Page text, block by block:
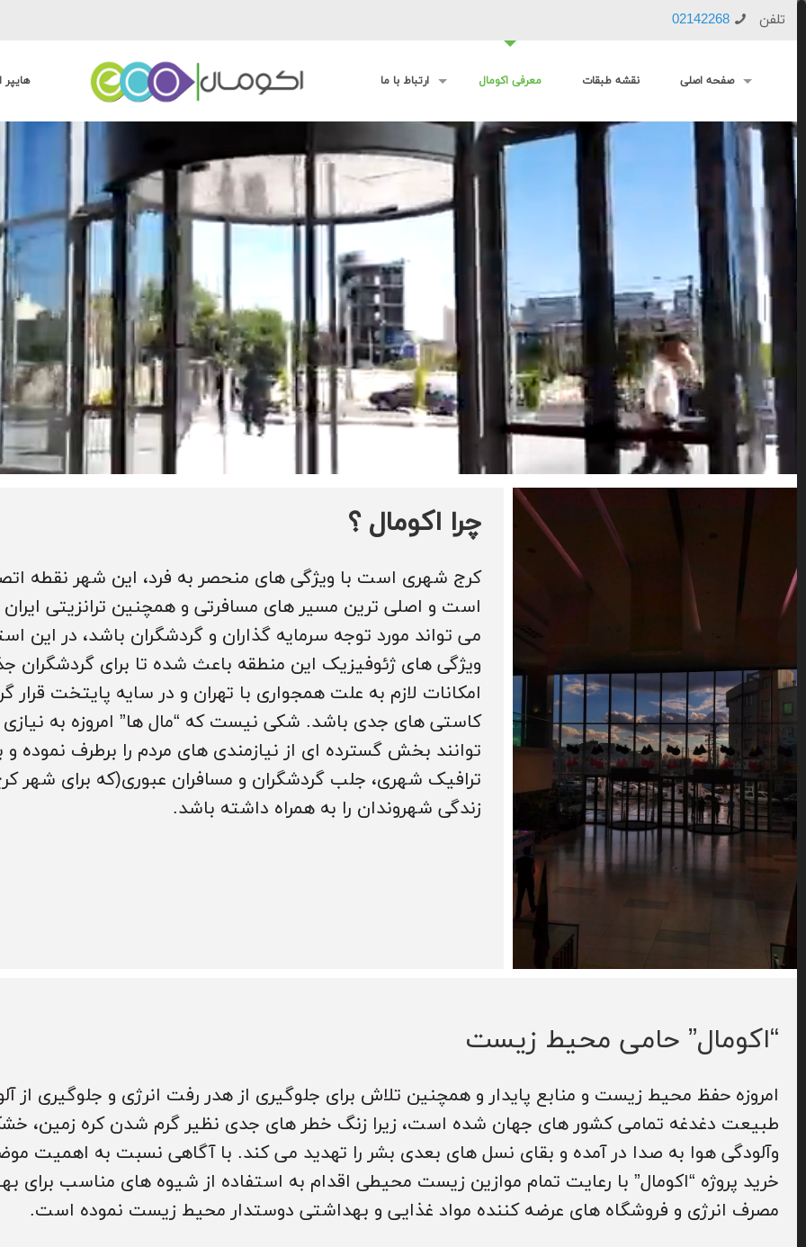
تلفن 02142268
هایپر صفحه اصلی نقشه طبقات معرفی اکومال ارتباط با ما
چرا اکومال ؟
کرج شهری است با ویژگی های منحصر به فرد، این شهر نقطه
است و اصلی ترین مسیر های مسافرتی و همچنین ترانزیتی
می تواند مورد توجه سرمایه گذاران و گردشگران باشد، در این
ویژگی های ژئوفیزیک این منطقه باعث شده تا برای
امکانات لازم به علت همجواری با تهران و در سایه پایتخت
کاستی های جدی باشد. شکی نیست که “مال ها” امروزه به نیازی
توانند بخش گسترده ای از نیازمندی های مردم را برطرف نموده
ترافیک شهری، جلب گردشگران و مسافران عبوری(که برای شهر
زندگی شهروندان را به همراه داشته باشد.
“اکومال” حامی محیط زیست
امروزه حفظ محیط زیست و منابع پایدار و همچنین تلاش برای جلوگیری از هدر رفت انرژی و جلوگیری از
طبیعت دغدغه تمامی کشور های جهان شده است، زیرا زنگ خطر های جدی نظیر گرم شدن کره زمین،
وآلودگی هوا به صدا در آمده و بقای نسل های بعدی بشر را تهدید می کند. با آگاهی نسبت به اهمیت
خرید پروژه “اکومال” با رعایت تمام موازین زیست محیطی اقدام به استفاده از شیوه های مناسب برای
مصرف انرژی و فروشگاه های عرضه کننده مواد غذایی و بهداشتی دوستدار محیط زیست نموده است.